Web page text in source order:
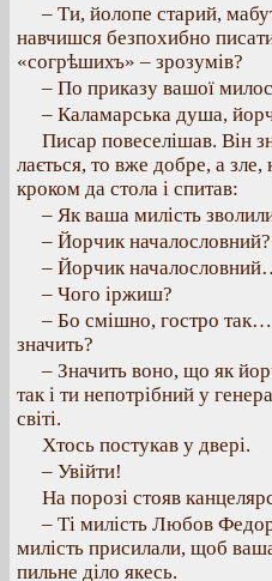
– Ти, йолопе старий,
навчишся безпохибно
«согрѣшихъ» – зрозумів?
– По приказу вашої
– Каламарська душа,
Писар повеселішав. Він
лається, то вже добре, а
кроком да стола і спитав:
– Як ваша милість
– Йорчик началословний?
– Йорчик
– Чого іржиш?
– Бо смішно, гостро
значить?
– Значить воно, що як
так і ти непотрібний у
світі.
Хтось постукав у двері.
– Увійти!
На порозі стояв
– Ті милість Любов
милість присилали, щоб
пильне діло якесь.